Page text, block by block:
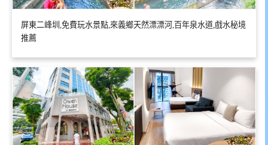
屏東二峰圳,免費玩水景點,來義鄉天然漂漂河,百年泉水道,戲水秘境
推薦